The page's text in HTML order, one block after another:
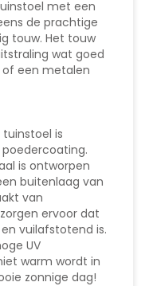
met een
de prachtige
touw. Het touw
wat goed
een metalen
is
is ontworpen
buitenlaag van
van
ervoor dat
vuilafstotend is.
UV
warm wordt in
zonnige dag!